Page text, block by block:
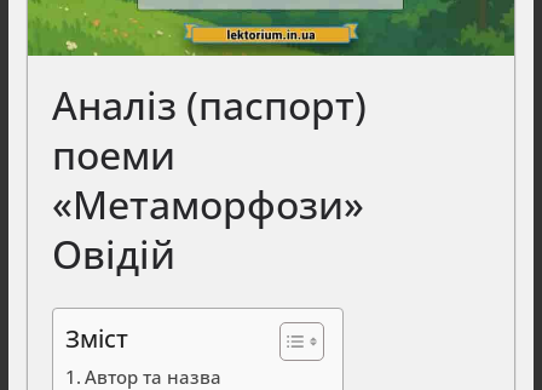
Аналіз (паспорт)
поеми
«Метаморфози»
Овідій
Зміст
Автор та назва